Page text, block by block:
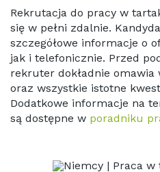
Rekrutacja do pracy w
się w pełni zdalnie.
szczegółowe informacje o
jak i telefonicznie. Przed
rekruter dokładnie
oraz wszystkie istotne
Dodatkowe informacje na
są dostępne w poradniku